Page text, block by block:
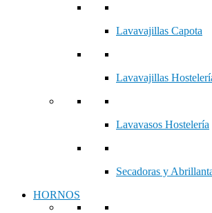
Lavavajillas Capota
Lavavajillas
Lavavasos Hostelería
Secadoras y
HORNOS